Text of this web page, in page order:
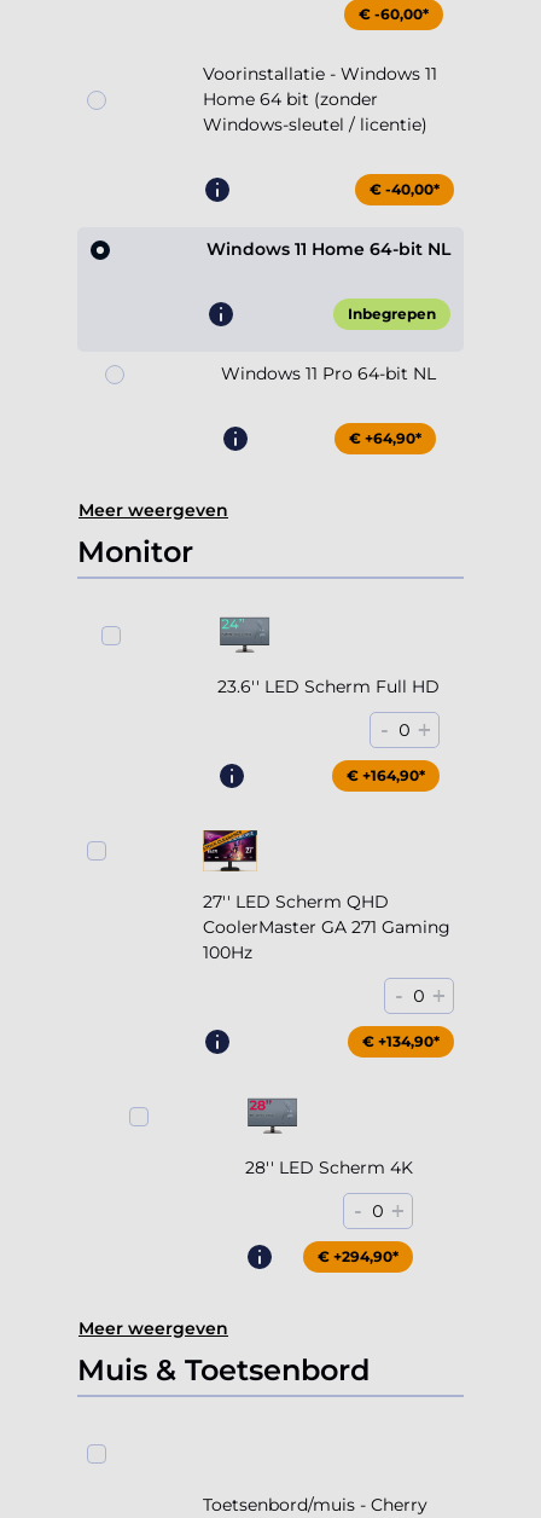
€ -60,00*
Voorinstallatie - Windows 11
Home 64 bit (zonder
Windows-sleutel / licentie)
€ -40,00*
Windows 11 Home 64-bit NL
Inbegrepen
Windows 11 Pro 64-bit NL
€ +64,90*
Meer weergeven
Monitor
23.6'' LED Scherm Full HD
- 0 +
€ +164,90*
27'' LED Scherm QHD
CoolerMaster GA 271 Gaming
100Hz
- 0 +
€ +204,90*
€ +134,90*
28'' LED Scherm 4K
- 0 +
€ +294,90*
Meer weergeven
Muis & Toetsenbord
Toetsenbord/muis - Cherry